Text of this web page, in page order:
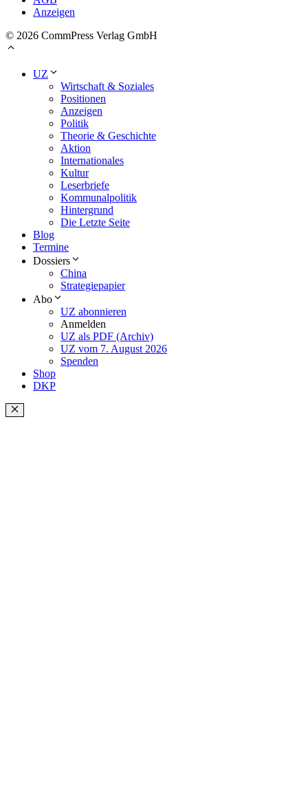
Anzeigen
© 2026 CommPress Verlag GmbH
UZ
Wirtschaft & Soziales
Positionen
Anzeigen
Politik
Theorie & Geschichte
Aktion
Internationales
Kultur
Leserbriefe
Kommunalpolitik
Hintergrund
Die Letzte Seite
Blog
Termine
Dossiers
China
Strategiepapier
Abo
UZ abonnieren
Anmelden
UZ als PDF (Archiv)
UZ vom 7. August 2026
Spenden
Shop
DKP
Schließen